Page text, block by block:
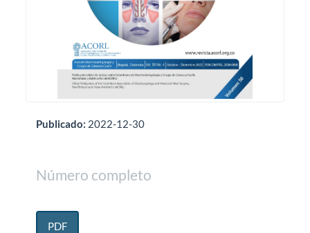
Publicado: 2022-12-30
Número completo
PDF